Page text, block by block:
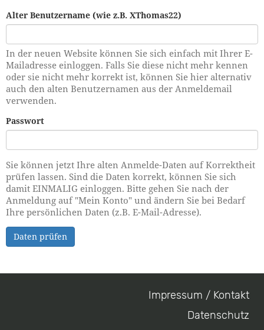
Alter Benutzername (wie z.B. XThomas22)
In der neuen Website können Sie sich einfach mit Ihrer E-
Mailadresse einloggen. Falls Sie diese nicht mehr kennen
oder sie nicht mehr korrekt ist, können Sie hier alternativ
auch den alten Benutzernamen aus der Anmeldemail
verwenden.
Passwort
Sie können jetzt Ihre alten Anmelde-Daten auf Korrektheit
prüfen lassen. Sind die Daten korrekt, können Sie sich
damit EINMALIG einloggen. Bitte gehen Sie nach der
Anmeldung auf "Mein Konto" und ändern Sie bei Bedarf
Ihre persönlichen Daten (z.B. E-Mail-Adresse).
Daten prüfen
Impressum / Kontakt
Datenschutz